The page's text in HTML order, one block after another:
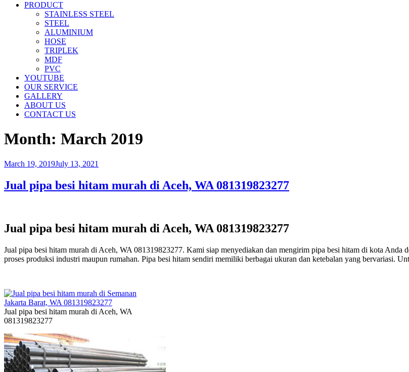
PRODUCT
STAINLESS STEEL
STEEL
ALUMINIUM
HOSE
TRIPLEK
MDF
PVC
YOUTUBE
OUR SERVICE
GALLERY
ABOUT US
CONTACT US
Month: March 2019
Posted
March 19, 2019July 13, 2021
Jual pipa besi hitam murah di Aceh, WA 081319823277
Jual pipa besi hitam murah di Aceh, WA 081319823277
Jual pipa besi hitam murah di Aceh, WA 081319823277. Kami siap menyediakan dan mengirim pipa besi hitam di kota Anda
proses produksi industri maupun rumahan. Pipa besi hitam sendiri memiliki berbagai ukuran dan ketebalan yang bervariasi.
Jual pipa besi hitam murah di Aceh, WA
081319823277